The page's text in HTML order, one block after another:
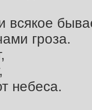
всякое
гроза.
небеса.